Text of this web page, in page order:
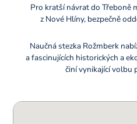
Pro kratší návrat do Třeboně
z Nové Hlíny, bezpečně
Naučná stezka Rožmberk
a fascinujících historických a
činí vynikající volbu